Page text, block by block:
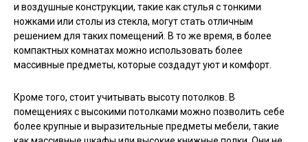
и воздушные конструкции, такие как стулья с тонкими
ножками или столы из стекла, могут стать отличным
решением для таких помещений. В то же время, в более
компактных комнатах можно использовать более
массивные предметы, которые создадут уют и комфорт.
Кроме того, стоит учитывать высоту потолков. В
помещениях с высокими потолками можно позволить себе
более крупные и выразительные предметы мебели, такие